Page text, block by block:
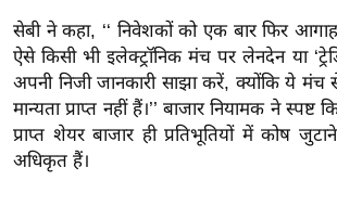
श
ख्सि
य
त
यं
सेबी ने कहा, ‘‘ निवेशकों को एक बार फिर
ऐसे किसी भी इलेक्ट्रॉनिक मंच पर लेनदेन या
अपनी निजी जानकारी साझा करें, क्योंकि ये मंच
मान्यता प्राप्त नहीं हैं।’’ बाजार नियामक ने स्पष्ट
प्राप्त शेयर बाजार ही प्रतिभूतियों में कोष
अधिकृत हैं।